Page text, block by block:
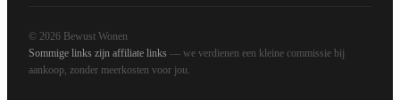
© 2026 Bewust Wonen
Sommige links zijn affiliate links — we verdienen een kleine commissie bij
aankoop, zonder meerkosten voor jou.